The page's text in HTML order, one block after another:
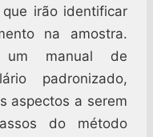
irão identificar
na amostra.
um manual de
padronizado,
aspectos a serem
do método